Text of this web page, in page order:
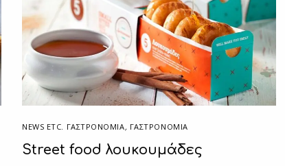
NEWS ETC. ΓΑΣΤΡΟΝΟΜΊΑ, ΓΑΣΤΡΟΝΟΜΙΑ
Street food λουκουμάδες